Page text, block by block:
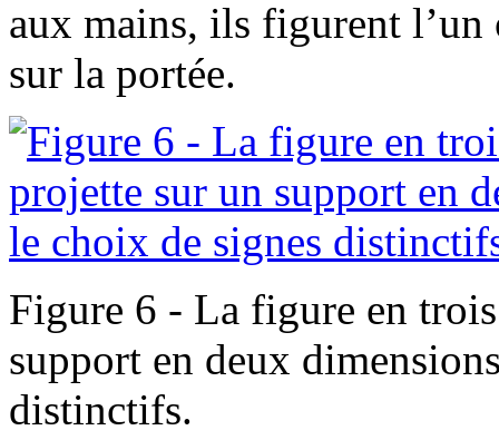
aux mains, ils figurent l’un
sur la portée.
Figure 6 - La figure en
support en deux
distinctifs.